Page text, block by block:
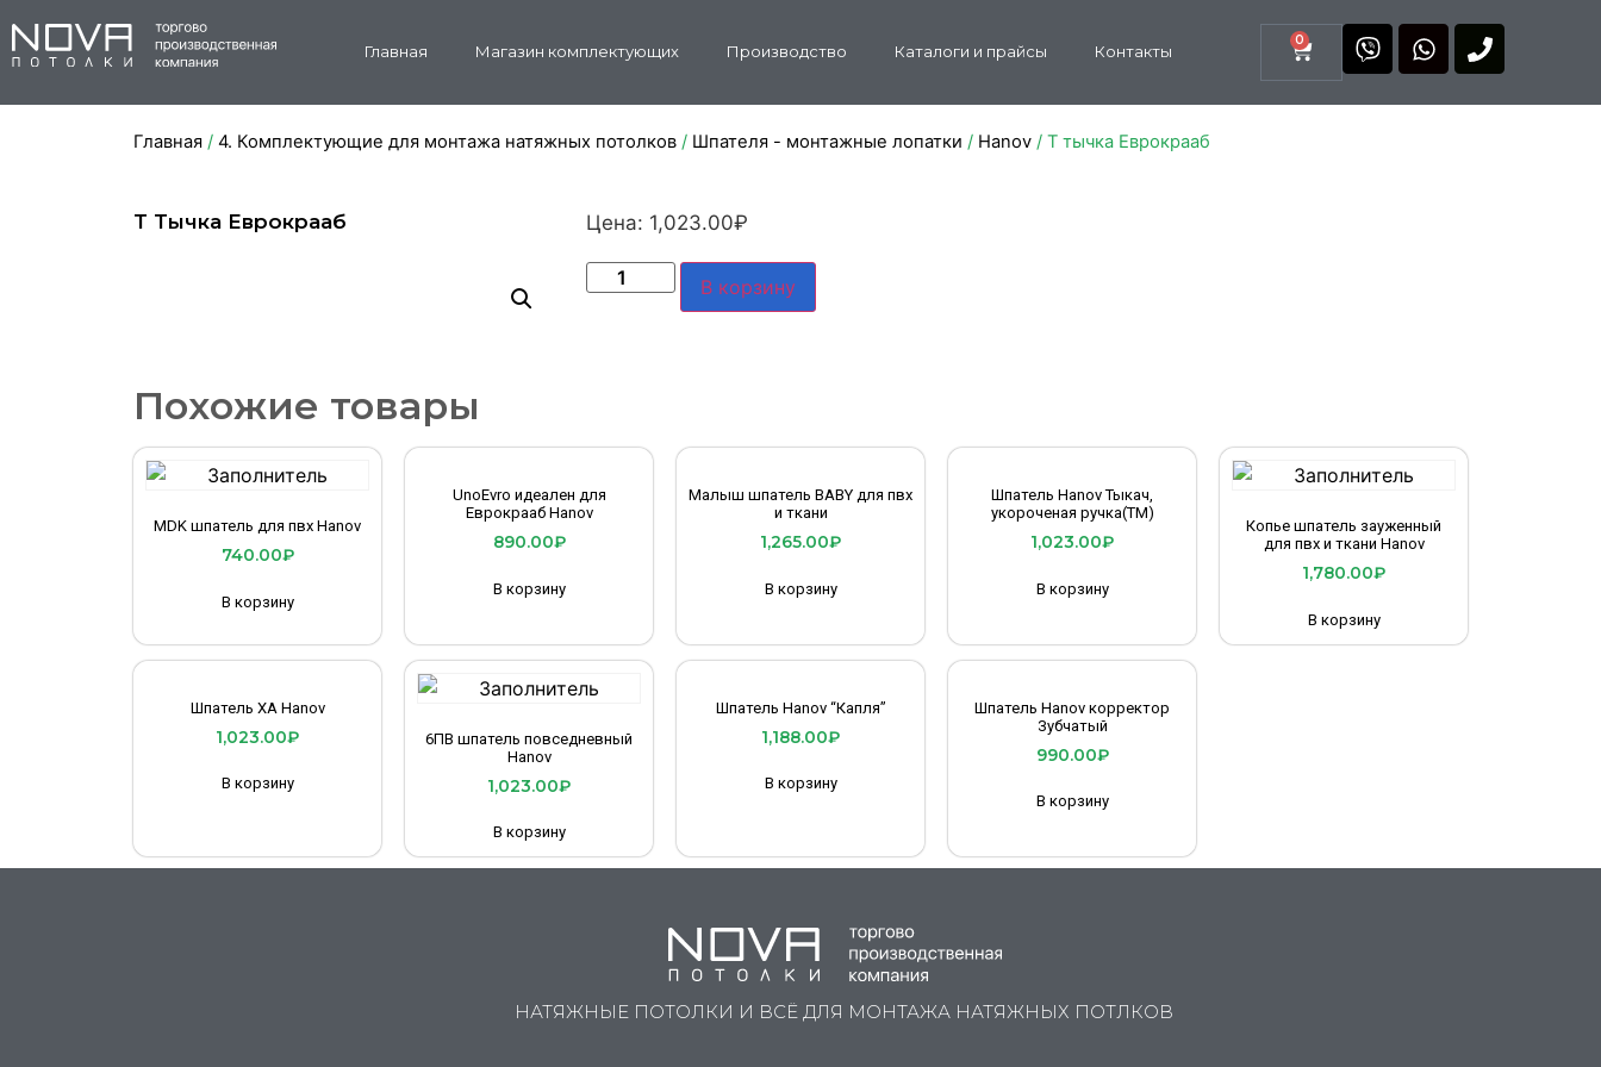
Главная Магазин комплектующих Производство Каталоги и прайсы Контакты
0
Главная / 4. Комплектующие для монтажа натяжных потолков / Шпателя - монтажные лопатки / Hanov / Т тычка Еврокрааб
Т Тычка Еврокрааб Цена: 1,023.00₽
В корзину
Похожие товары
MDK шпатель для пвх Hanov
740.00₽
В корзину
UnoEvro идеален для
Еврокрааб Hanov
890.00₽
В корзину
Малыш шпатель BABY для пвх
и ткани
1,265.00₽
В корзину
Шпатель Hanov Тыкач,
укороченая ручка(TM)
1,023.00₽
В корзину
Копье шпатель зауженный
для пвх и ткани Hanov
1,780.00₽
В корзину
Шпатель ХА Hanov
1,023.00₽
В корзину
6ПВ шпатель повседневный
Hanov
1,023.00₽
В корзину
Шпатель Hanov “Капля”
1,188.00₽
В корзину
Шпатель Hanov корректор
Зубчатый
990.00₽
В корзину
НАТЯЖНЫЕ ПОТОЛКИ И ВСЁ ДЛЯ МОНТАЖА НАТЯЖНЫХ ПОТЛКОВ